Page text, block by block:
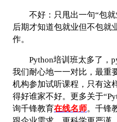
不好：只甩出一句“包就
后期才知道包就业但不包就
作。
Python培训班太多了，
我们耐心地一一对比，最重
机构参加试听课程，只有这
得好谁家不好。更多关于
询千锋教育在线名师。千锋